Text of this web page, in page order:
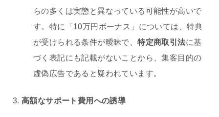
らの多くは実態と異なっている可能性が高いで
す。特に「10万円ボーナス」については、特典
が受けられる条件が曖昧で、特定商取引法に基
づく表記にも記載がないことから、集客目的の
虚偽広告であると疑われています。
高額なサポート費用への誘導